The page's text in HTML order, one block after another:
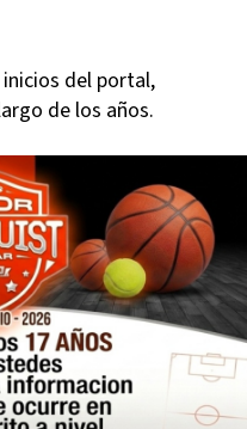
del portal,
de los años.